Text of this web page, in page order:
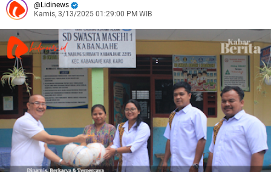
Lidinews
Kamis, 3/13/2025 01:29:00 PM WIB